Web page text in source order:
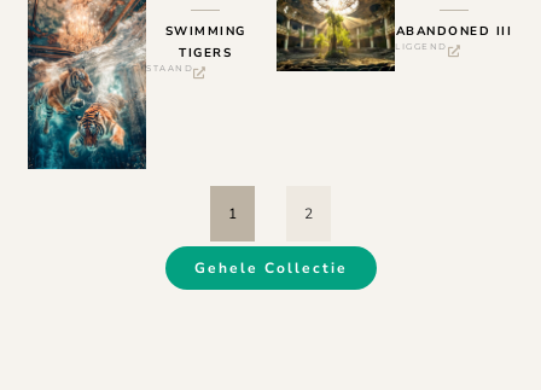
SWIMMING
TIGERS
STAAND
ABANDONED III
LIGGEND
1 2
Gehele Collectie